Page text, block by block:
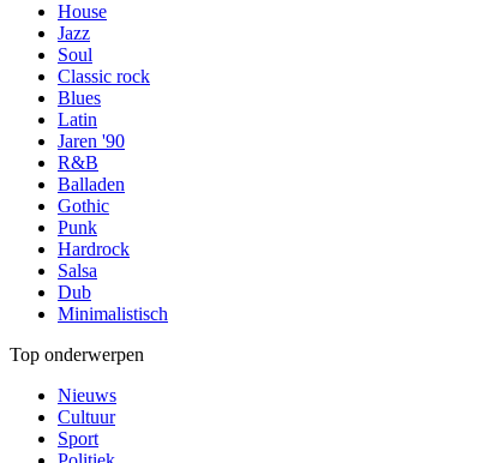
House
Jazz
Soul
Classic rock
Blues
Latin
Jaren '90
R&B
Balladen
Gothic
Punk
Hardrock
Salsa
Dub
Minimalistisch
Top onderwerpen
Nieuws
Cultuur
Sport